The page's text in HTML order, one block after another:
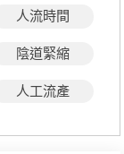
人流時間
陰道緊縮
人工流產